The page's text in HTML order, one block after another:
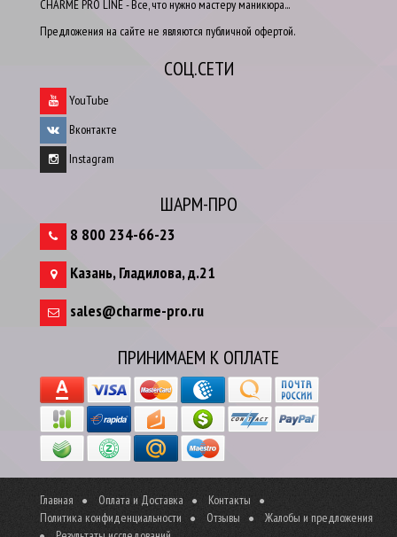
CHARME PRO LINE - Все, что нужно мастеру маникюра...
Предложения на сайте не являются публичной офертой.
СОЦ.СЕТИ
YouTube
Вконтакте
Instagram
ШАРМ-ПРО
8 800 234-66-23
Казань,Гладилова, д.21
sales@charme-pro.ru
ПРИНИМАЕМ К ОПЛАТЕ
Главная Оплата и Доставка
Контакты
Политика конфиденциальности
Отзывы
Жалобы и предложения